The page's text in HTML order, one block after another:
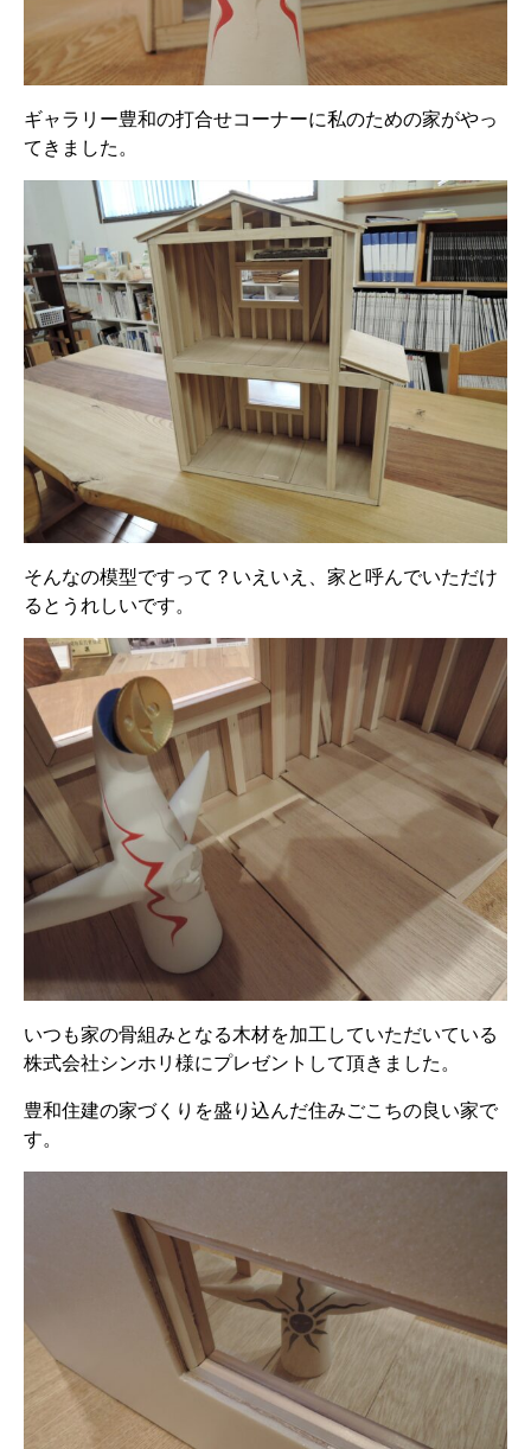
ギャラリー豊和の打合せコーナーに私のための家がやっ
てきました。
そんなの模型ですって？いえいえ、家と呼んでいただけ
るとうれしいです。
いつも家の骨組みとなる木材を加工していただいている
株式会社シンホリ様にプレゼントして頂きました。
豊和住建の家づくりを盛り込んだ住みごこちの良い家で
す。